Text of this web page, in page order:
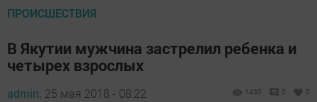
ПРОИСШЕСТВИЯ
В Якутии мужчина застрелил ребенка и
четырех взрослых
admin, 25 мая 2018 - 08:22 1435 0 0